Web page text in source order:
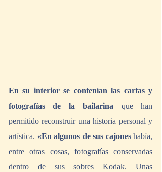
En su interior se contenían las cartas y
fotografías de la bailarina que han
permitido reconstruir una historia personal y
artística. «En algunos de sus cajones había,
entre otras cosas, fotografías conservadas
dentro de sus sobres Kodak. Unas